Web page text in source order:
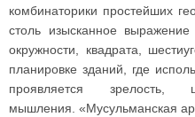
комбинаторики простейших
столь изысканное
окружности, квадрата,
планировке зданий, где
проявляется зрелость,
мышления. «Мусульманская